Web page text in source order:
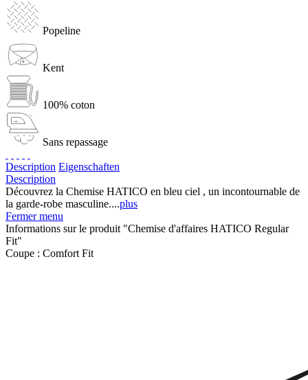
Popeline
Kent
100% coton
Sans repassage
Description Eigenschaften
Description
Découvrez la Chemise HATICO en bleu ciel , un incontournable de
la garde-robe masculine....plus
Fermer menu
Informations sur le produit "Chemise d'affaires HATICO Regular
Fit"
Coupe : Comfort Fit